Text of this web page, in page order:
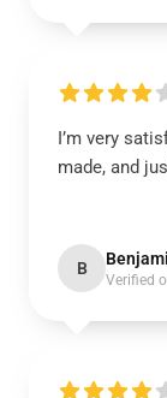
I’m very
made, and
B
Verified